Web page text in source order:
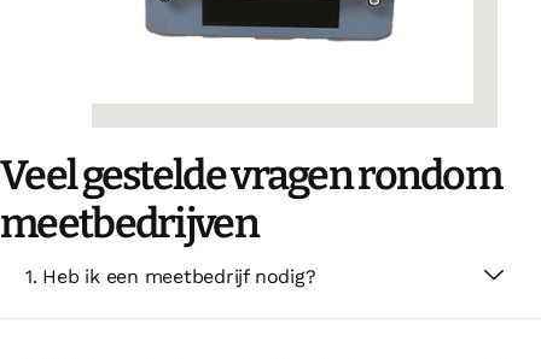
Veel gestelde vragen rondom
meetbedrijven
1. Heb ik een meetbedrijf nodig?